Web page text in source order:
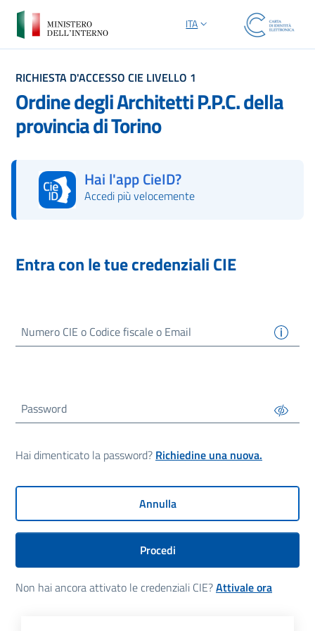
SELEZIONE LINGUA: LINGUA
ITA
RICHIESTA D'ACCESSO CIE LIVELLO 1
Ordine degli Architetti P.P.C. della
provincia di Torino
Hai l'app CieID?
Accedi più velocemente
Entra con le tue credenziali CIE
NumeroCIE o Codice fiscale o Email
Password
Hai dimenticato la password? Richiedine una nuova.
Annulla
Procedi
Non hai ancora attivato le credenziali CIE?Attivale ora